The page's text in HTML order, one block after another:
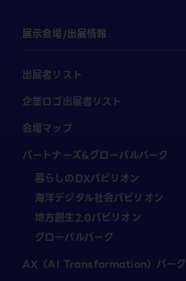
展示会場/出展情報
出展者リスト
企業ロゴ出展者リスト
会場マップ
パートナーズ&グローバルパーク
暮らしのDXパビリオン
海洋デジタル社会パビリオン
地方創生2.0パビリオン
グローバルパーク
AX（AI Transformation）パーク